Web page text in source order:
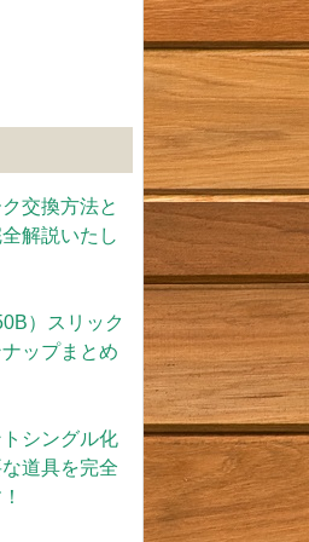
交換方法と
解説いたし
）スリック
ップまとめ
トシングル化
道具を完全